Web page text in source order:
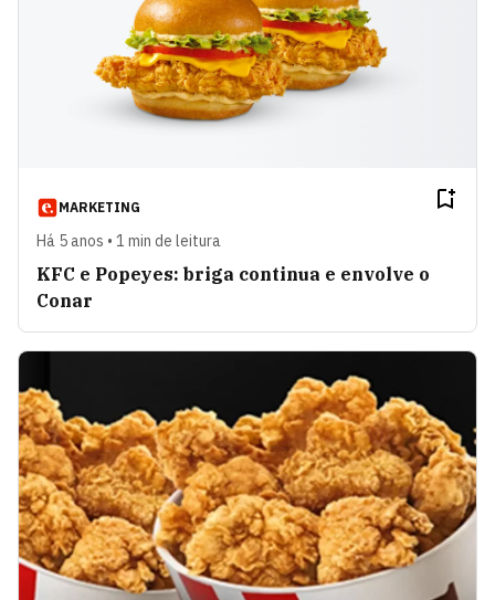
MARKETING
Há 5 anos • 1 min de leitura
KFC e Popeyes: briga continua e envolve o
Conar